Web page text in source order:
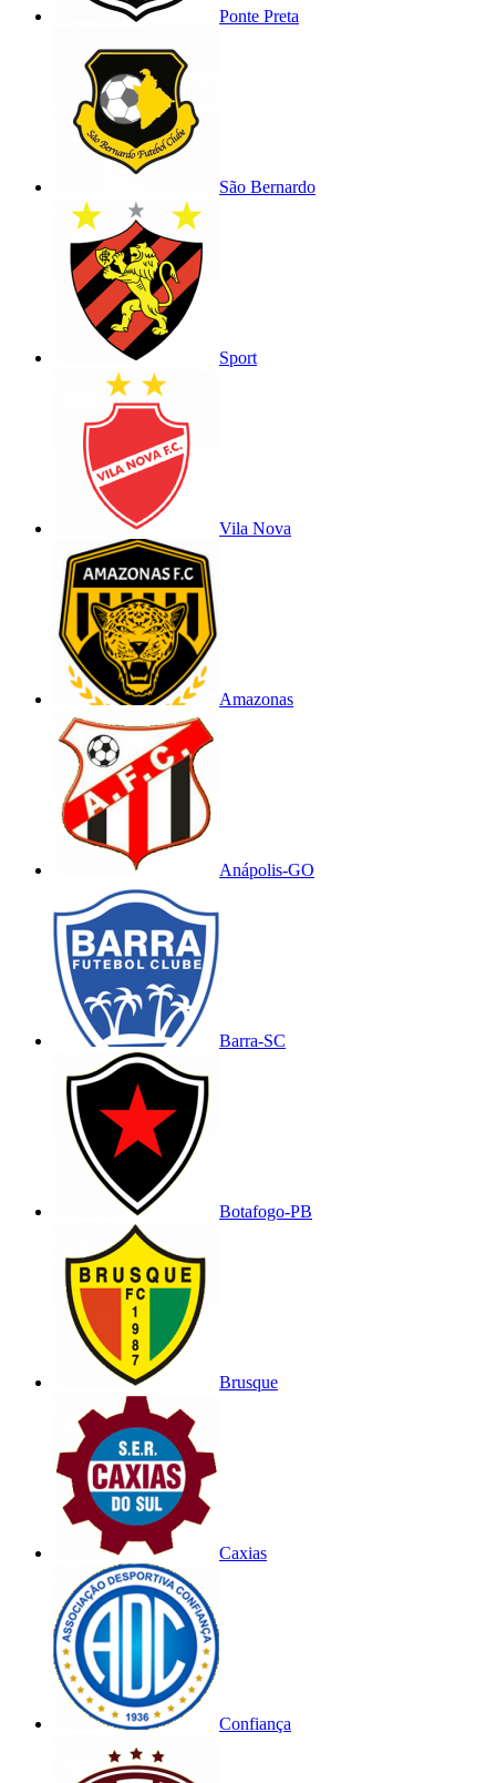
Ponte Preta
São Bernardo
Sport
Vila Nova
Amazonas
Anápolis-GO
Barra-SC
Botafogo-PB
Brusque
Caxias
Confiança